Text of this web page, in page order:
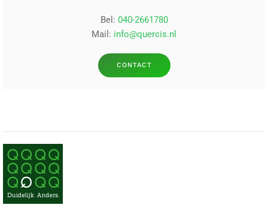
Bel: 040-2661780
Mail: info@quercis.nl
CONTACT